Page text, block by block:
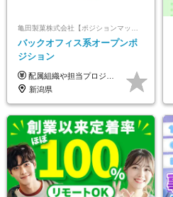
バックオフィス系オープンポ
ジション
配属組織や担当プロジェクトにより異なります。 想定年収：450万円～1100万円 ※ご経験やスキルに応じて決定します。 ※上記想定年収はあくまでも目安の金額であり、 選考を通じて上下する可能性があります。
新潟県